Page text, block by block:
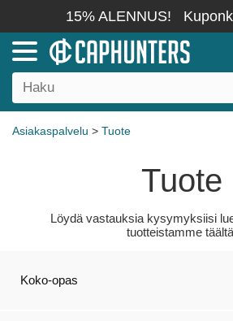
15% ALENNUS!
Asiakaspalvelu > Tuote
Tuote
Löydä vastauksia kysymyksiisi
tuotteistamme
Koko-opas